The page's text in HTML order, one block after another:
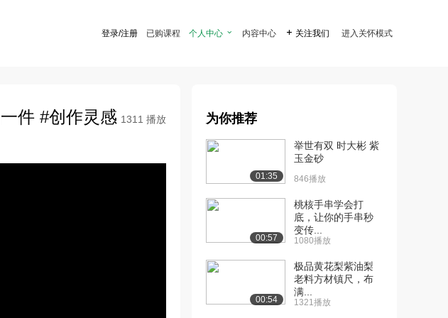
登录/注册 已购课程 个人中心  内容中心  关注我们 进入关怀模式
件 #创作灵感 1311 播放 为你推荐
01:35
举世有双 时大彬 紫
玉金砂
846播放
00:57
桃核手串学会打
底，让你的手串秒
变传...
1080播放
00:54
极品黄花梨紫油梨
老料方材镇尺，布
满...
1321播放